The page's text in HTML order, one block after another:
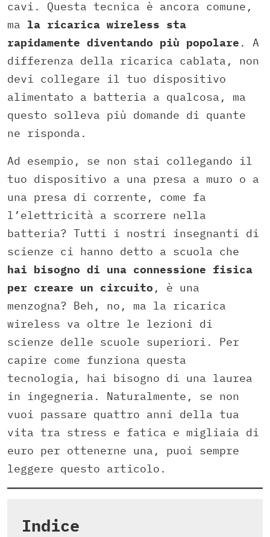
cavi. Questa tecnica è ancora comune,
ma la ricarica wireless sta
rapidamente diventando più popolare . A
differenza della ricarica cablata, non
devi collegare il tuo dispositivo
alimentato a batteria a qualcosa, ma
questo solleva più domande di quante
ne risponda.
Ad esempio, se non stai collegando il
tuo dispositivo a una presa a muro o a
una presa di corrente, come fa
l’elettricità a scorrere nella
batteria? Tutti i nostri insegnanti di
scienze ci hanno detto a scuola che
hai bisogno di una connessione fisica
per creare un circuito , è una
menzogna? Beh, no, ma la ricarica
wireless va oltre le lezioni di
scienze delle scuole superiori. Per
capire come funziona questa
tecnologia, hai bisogno di una laurea
in ingegneria. Naturalmente, se non
vuoi passare quattro anni della tua
vita tra stress e fatica e migliaia di
euro per ottenerne una, puoi sempre
leggere questo articolo.
Indice